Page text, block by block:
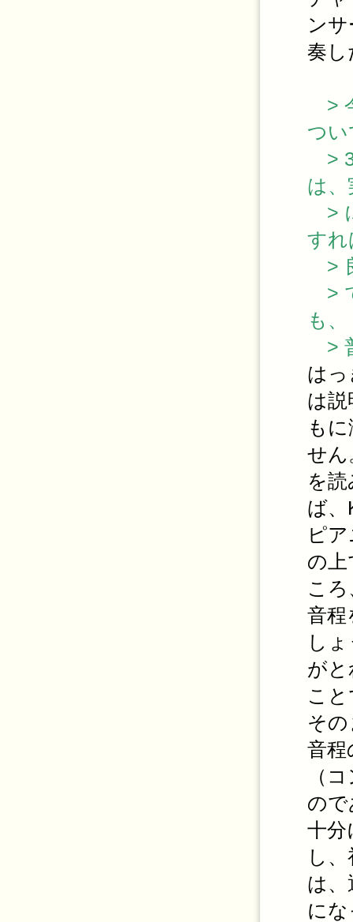
ン
奏し
>
つい
> 3
は、
>
すれ
>
>
も、
>
は
は説
も
せん
を
ば
ピ
の上
こ
音程
し
が
こ
そ
音程
（
の
十分
し
は、
に